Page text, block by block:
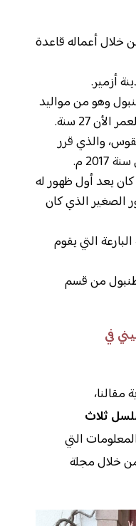
خلال أعماله قاعدة
أزمير.
وهو من مواليد
والذي قرر
م.
كان يعد أول ظهور له
الصغير الذي كان
التي يقوم
من قسم
في
مقالنا،
ثلاث
التي
خلال مجلة